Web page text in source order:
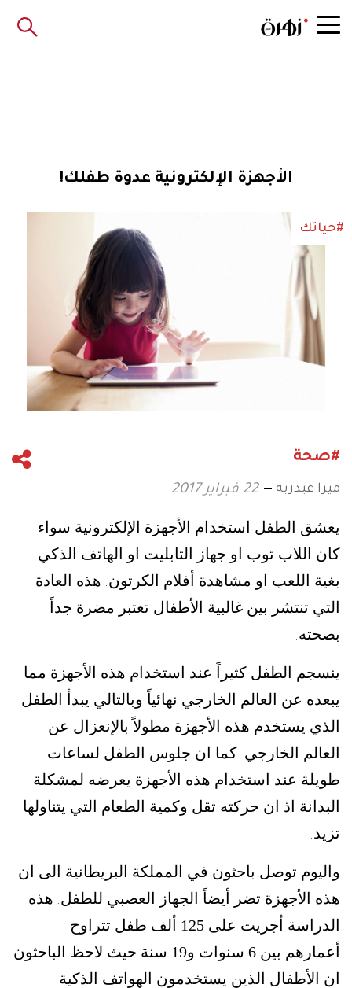
الأجهزة الإلكترونية عدوة طفلك!
#حياتك
#صحة
ميرا عبدربه 22 فبراير 2017
يعشق الطفل استخدام الأجهزة الإلكترونية سواء
كان اللاب توب او جهاز التابليت او الهاتف الذكي
بغية اللعب او مشاهدة أفلام الكرتون. هذه العادة
التي تنتشر بين غالبية الأطفال تعتبر مضرة جداً
بصحته.
ينسجم الطفل كثيراً عند استخدام هذه الأجهزة مما
يبعده عن العالم الخارجي نهائياً وبالتالي يبدأ الطفل
الذي يستخدم هذه الأجهزة مطولاً بالإنعزال عن
العالم الخارجي. كما ان جلوس الطفل لساعات
طويلة عند استخدام هذه الأجهزة يعرضه لمشكلة
البدانة اذ ان حركته تقل وكمية الطعام التي يتناولها
تزيد.
واليوم توصل باحثون في المملكة البريطانية الى ان
هذه الأجهزة تضر أيضاً الجهاز العصبي للطفل. هذه
الدراسة أجريت على 125 ألف طفل تتراوح
أعمارهم بين 6 سنوات و19 سنة حيث لاحظ الباحثون
ان الأطفال الذين يستخدمون الهواتف الذكية